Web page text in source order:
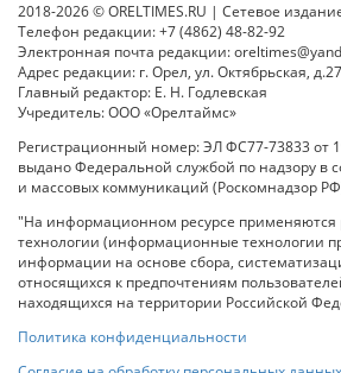
2018-2026 © ORELTIMES.RU | Сетевое
Телефон редакции: +7 (4862) 48-82-92
Электронная почта редакции:
Адрес редакции: г. Орел, ул. Октябрьская,
Главный редактор: Е. Н. Годлевская
Учредитель: ООО «Орелтаймс»
Регистрационный номер: ЭЛ ФС77-73833 от
выдано Федеральной службой по надзору в
и массовых коммуникаций (Роскомнадзор
"На информационном ресурсе применяются
технологии (информационные технологии
информации на основе сбора,
относящихся к предпочтениям
находящихся на территории Российской
Политика конфиденциальности